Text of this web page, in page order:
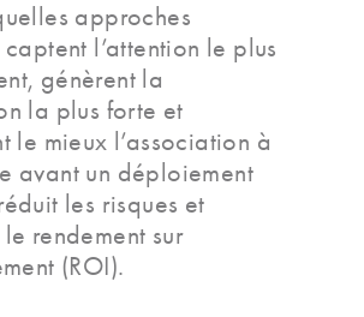
approches
l’attention le plus
génèrent la
la plus forte et
le mieux l’association à
avant un déploiement
les risques et
rendement sur
(ROI).